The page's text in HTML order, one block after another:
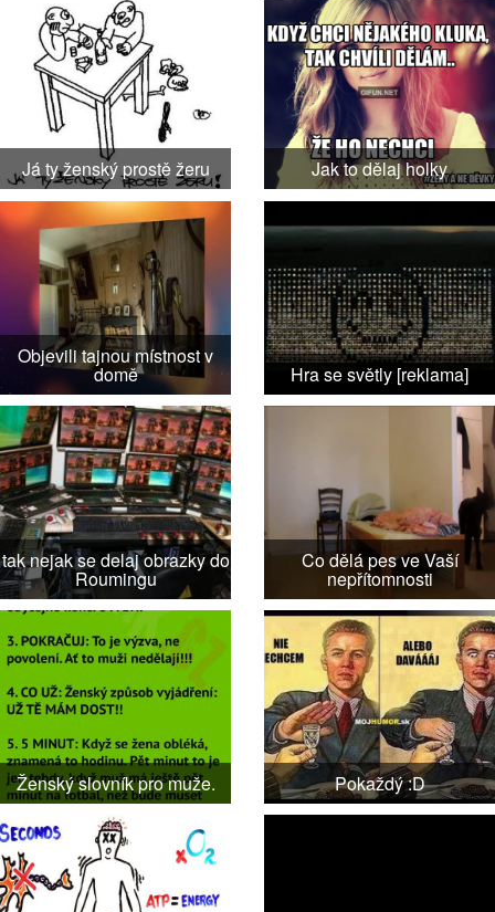
Já ty ženský prostě žeru Jak to dělaj holky
Objevili tajnou místnost v
domě Hra se světly [reklama]
tak nejak se delaj obrazky do
Roumingu
Co dělá pes ve Vaší
nepřítomnosti
Ženský slovník pro muže. Pokaždý :D